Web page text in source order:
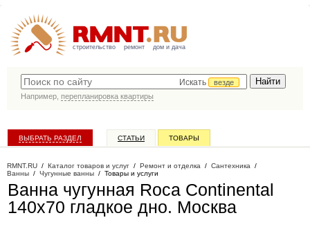
строительство ремонт дом и дача
Искать
везде
Например, перепланировка квартиры
ВЫБРАТЬ РАЗДЕЛ СТАТЬИ ТОВАРЫ
RMNT.RU / Каталог товаров и услуг / Ремонт и отделка / Сантехника /
Ванны / Чугунные ванны / Товары и услуги
Ванна чугунная Roca Continental
140х70 гладкое дно. Москва